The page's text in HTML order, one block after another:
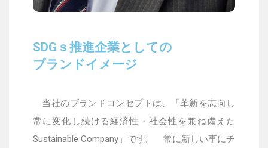
SDGｓ推進企業としての
ブランドイメージ
当社のブランドコンセプトは、「革新を志向し
常に変化し続ける経済性・社会性を兼ね備えた
Sustainable Company」です。
常に新しい事にチ